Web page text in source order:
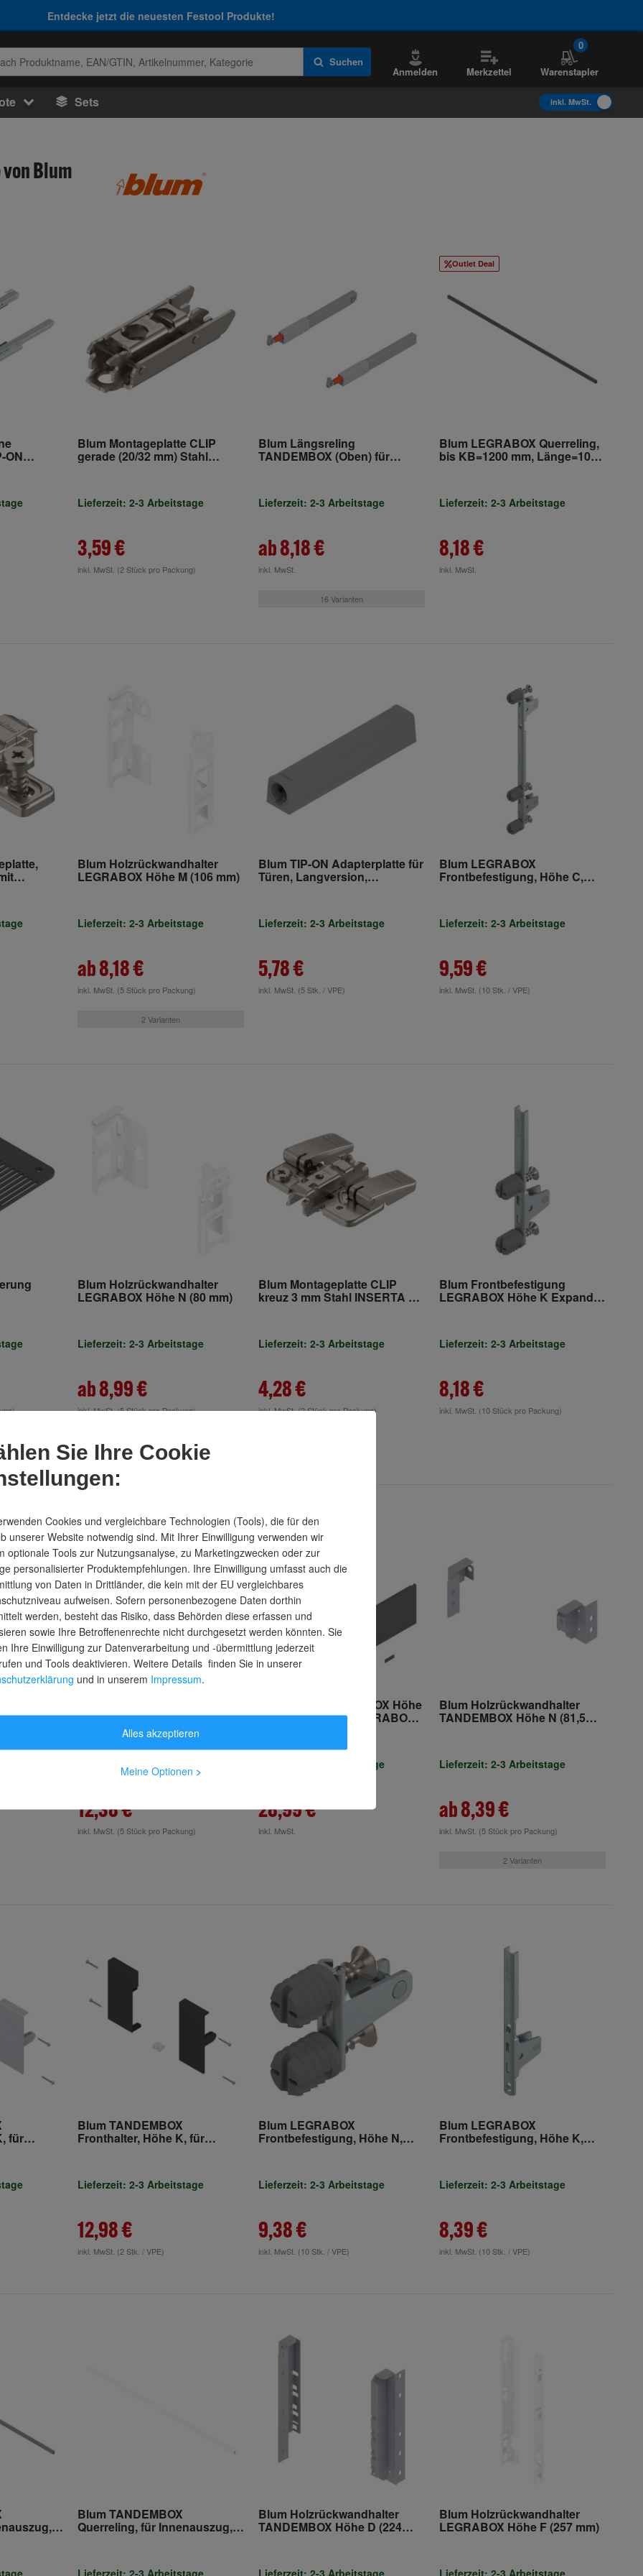
Entdecke jetzt die neuesten Festool Produkte!
Suchen
Anmelden Merkzettel
0
Warenstapler
Sets inkl. MwSt.
Blum
ON
Blum Montageplatte CLIP
gerade (20/32 mm) Stahl
Lieferzeit: 2-3 Arbeitstage
3,59 €
inkl. MwSt. (2 Stück pro Packung)
Blum Längsreling
TANDEMBOX (Oben) für
Lieferzeit: 2-3 Arbeitstage
ab 8,18 €
inkl. MwSt.
16 Varianten
Outlet Deal
Blum LEGRABOX Querreling,
bis KB=1200 mm, Länge=1080
Lieferzeit: 2-3 Arbeitstage
8,18 €
inkl. MwSt.
Blum Holzrückwandhalter
LEGRABOX Höhe M (106 mm)
Lieferzeit: 2-3 Arbeitstage
ab 8,18 €
inkl. MwSt. (5 Stück pro Packung)
2 Varianten
Blum TIP-ON Adapterplatte für
Türen, Langversion,
Lieferzeit: 2-3 Arbeitstage
5,78 €
inkl. MwSt. (5 Stk. / VPE)
Blum LEGRABOX
Frontbefestigung, Höhe C,
Lieferzeit: 2-3 Arbeitstage
9,59 €
inkl. MwSt. (10 Stk. / VPE)
Blum Holzrückwandhalter
LEGRABOX Höhe N (80 mm)
Lieferzeit: 2-3 Arbeitstage
ab 8,99 €
inkl. MwSt.(5 Stück pro Packung)
Blum Montageplatte CLIP
kreuz 3 mm Stahl INSERTA HV
Lieferzeit: 2-3 Arbeitstage
4,28 €
inkl. MwSt.(2 Stück pro Packung)
Blum Frontbefestigung
LEGRABOX Höhe K Expando
Lieferzeit: 2-3 Arbeitstage
8,18 €
inkl. MwSt. (10 Stück pro Packung)
für TANDEMBOX Höhe K (128,5
Lieferzeit: 2-3 Arbeitstage
12,38 €
inkl. MwSt. (5 Stück pro Packung)
Blum Zarge LEGRABOX Höhe
C (177,0 mm) für LEGRABOX
Lieferzeit: 2-3 Arbeitstage
28,99 €
inkl. MwSt.
Blum Holzrückwandhalter
TANDEMBOX Höhe N (81,5
Lieferzeit: 2-3 Arbeitstage
ab 8,39 €
inkl. MwSt. (5 Stück pro Packung)
2 Varianten
für
Blum TANDEMBOX
Fronthalter, Höhe K, für
antaro, seidenweiss
Lieferzeit: 2-3 Arbeitstage
12,98 €
inkl. MwSt. (2 Stk. / VPE)
Blum LEGRABOX
Frontbefestigung, Höhe N,
Lieferzeit: 2-3 Arbeitstage
9,38 €
inkl. MwSt. (10 Stk. / VPE)
Blum LEGRABOX
Frontbefestigung, Höhe K,
Lieferzeit: 2-3 Arbeitstage
8,39 €
inkl. MwSt. (10 Stk. / VPE)
Blum TANDEMBOX
Querreling, für Innenauszug,
Ablängen, für TANDEMBOX
Lieferzeit: 2-3 Arbeitstage
Blum Holzrückwandhalter
TANDEMBOX Höhe D (224
Lieferzeit: 2-3 Arbeitstage
Blum Holzrückwandhalter
LEGRABOX Höhe F (257 mm)
Lieferzeit: 2-3 Arbeitstage
Sie Ihre Cookie
Cookies und vergleichbare Technologien (Tools), die für den
unserer Website notwendig sind. Mit Ihrer Einwilligung verwenden wir
optionale Tools zur Nutzungsanalyse, zu Marketingzwecken oder zur
personalisierter Produktempfehlungen. Ihre Einwilligung umfasst auch die
von Daten in Drittländer, die kein mit der EU vergleichbares
aufweisen. Sofern personenbezogene Daten dorthin
werden, besteht das Risiko, dass Behörden diese erfassen und
sowie Ihre Betroffenenrechte nicht durchgesetzt werden könnten. Sie
Ihre Einwilligung zur Datenverarbeitung und -übermittlung jederzeit
und Tools deaktivieren. Weitere Details finden Sie in unserer
und in unserem Impressum.
Alles akzeptieren
Meine Optionen >